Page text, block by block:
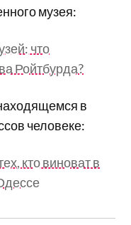
музея:
что
Ройтбурда?
в
человеке:
кто виноват в